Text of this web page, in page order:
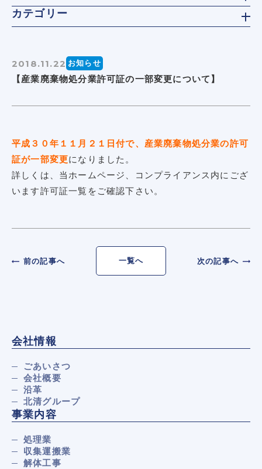
2018.11.22 お知らせ
【産業廃棄物処分業許可証の一部変更について】
平成３０年１１月２１日付で、産業廃棄物処分業の許可
証が一部変更になりました。
詳しくは、当ホームページ、コンプライアンス内にござ
います許可証一覧をご確認下さい。
前の記事へ 一覧へ 次の記事へ
カテゴリー
会社情報
ごあいさつ
会社概要
沿革
北清グループ
事業内容
処理業
収集運搬業
解体工事